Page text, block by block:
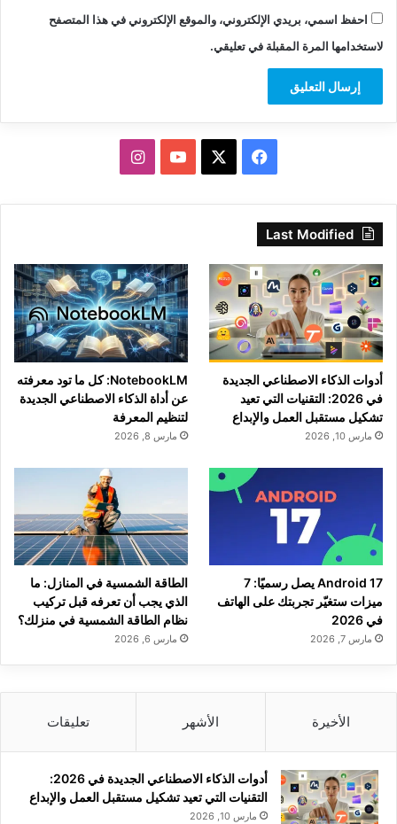
احفظ اسمي، بريدي الإلكتروني، والموقع الإلكتروني في هذا المتصفح
لاستخدامها المرة المقبلة في تعليقي.
فيسبوك ‫YouTubeانستقرام
Last Modified
أدوات الذكاء الاصطناعي الجديدة
في 2026: التقنيات التي تعيد
تشكيل مستقبل العمل والإبداع
مارس 10, 2026
NotebookLM: كل ما تود معرفته
عن أداة الذكاء الاصطناعي الجديدة
لتنظيم المعرفة
مارس 8, 2026
Android 17 يصل رسميًا: 7
ميزات ستغيّر تجربتك على الهاتف
في 2026
مارس 7, 2026
الطاقة الشمسية في المنازل: ما
الذي يجب أن تعرفه قبل تركيب
نظام الطاقة الشمسية في منزلك؟
مارس 6, 2026
الأخيرة الأشهر تعليقات
أدوات الذكاء الاصطناعي الجديدة في 2026:
التقنيات التي تعيد تشكيل مستقبل العمل والإبداع
مارس 10, 2026